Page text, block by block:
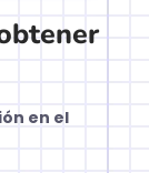
en el